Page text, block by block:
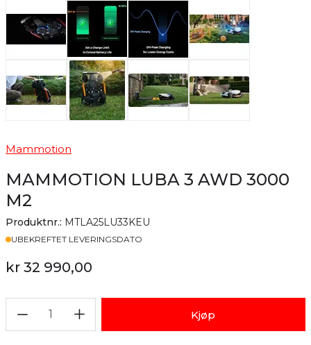
Mammotion
MAMMOTION LUBA 3 AWD 3000
M2
Produktnr.: MTLA25LU33KEU
Lager
UBEKREFTET LEVERINGSDATO
kr 32 990,00
1 Kjøp